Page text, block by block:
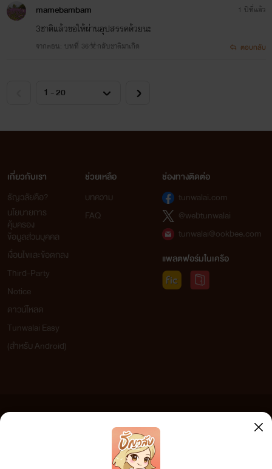
mamebambam
3ชาติแล้วขอให้ผ่านอุปสรรคด้วยนะ
จากตอน: บทที่ 36☣กลับชาติมาเกิด
1 ปีที่แล้ว
ตอบกลับ
เกี่ยวกับเรา
ธัญวลัยคือ?
นโยบายการ
คุ้มครอง
ข้อมูลส่วนบุคคล
เงื่อนไขและข้อตกลง
Third-Party
Notice
ดาวน์โหลด
Tunwalai Easy
(สำหรับ Android)
ช่วยเหลือ
บทความ
FAQ
ช่องทางติดต่อ
tunwalai.com
@webtunwalai
tunwalai@ookbee.com
แพลตฟอร์มในเครือ
เว็บไซต์แห่งนี้ไม่ได้เห็นด้วยและไม่ขอรับผิดชอบต่อข้อความใดๆ ทั้งสิ้น ดังนั้นผู้อ่านทุกท่านโปรดใช้
วิจารณญาณในการกลั่นกรองด้วยตนเอง และหากท่านพบข้อความใดๆ ที่ขัดต่อกฎหมายและศีลธรรม
กรุณาแจ้งมาที่ tunwalai@ookbee.com เพื่อทีมงานจะได้ดำเนินการในทันที ทั้งนี้ ทางเว็บไซต์ขอสงวน